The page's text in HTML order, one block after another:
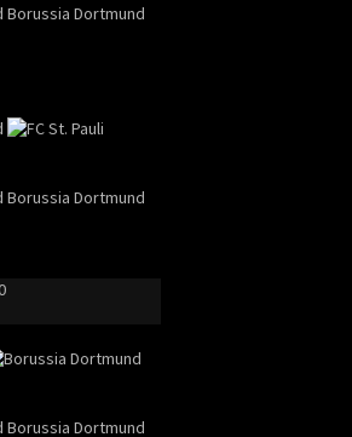
Borussia Dortmund
Borussia Dortmund
Borussia Dortmund